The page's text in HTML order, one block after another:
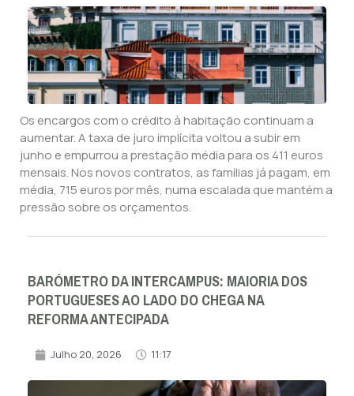
Os encargos com o crédito à habitação continuam a
aumentar. A taxa de juro implícita voltou a subir em
junho e empurrou a prestação média para os 411 euros
mensais. Nos novos contratos, as famílias já pagam, em
média, 715 euros por mês, numa escalada que mantém a
pressão sobre os orçamentos.
BARÓMETRO DA INTERCAMPUS: MAIORIA DOS
PORTUGUESES AO LADO DO CHEGA NA
REFORMA ANTECIPADA
Julho 20, 2026 11:17